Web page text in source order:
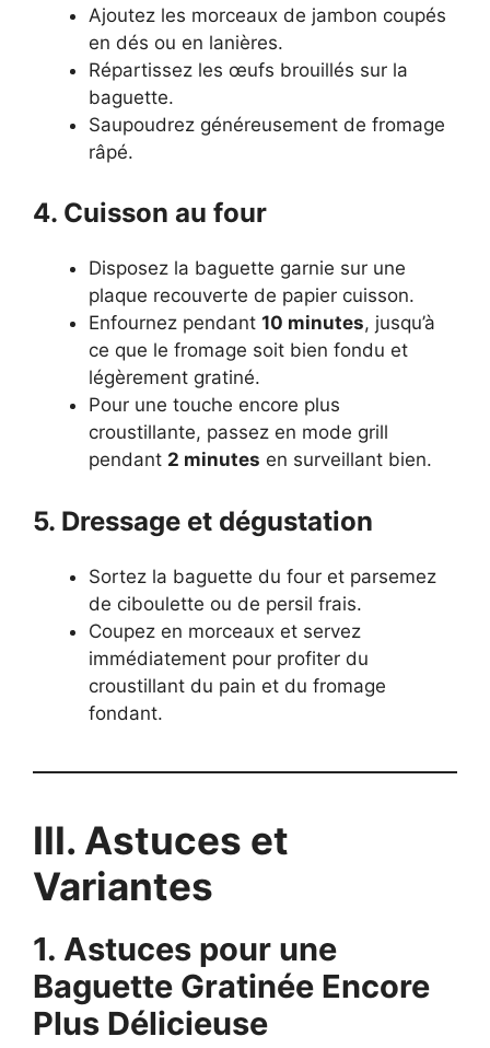
Ajoutez les morceaux de jambon coupés
en dés ou en lanières.
Répartissez les œufs brouillés sur la
baguette.
Saupoudrez généreusement de fromage
râpé.
4. Cuisson au four
Disposez la baguette garnie sur une
plaque recouverte de papier cuisson.
Enfournez pendant 10 minutes, jusqu’à
ce que le fromage soit bien fondu et
légèrement gratiné.
Pour une touche encore plus
croustillante, passez en mode grill
pendant 2 minutes en surveillant bien.
5. Dressage et dégustation
Sortez la baguette du four et parsemez
de ciboulette ou de persil frais.
Coupez en morceaux et servez
immédiatement pour profiter du
croustillant du pain et du fromage
fondant.
III. Astuces et
Variantes
1. Astuces pour une
Baguette Gratinée Encore
Plus Délicieuse